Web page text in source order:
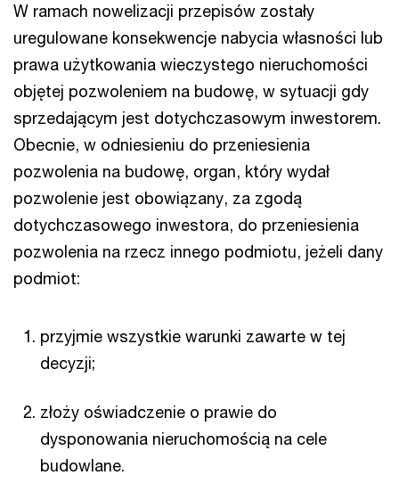
W ramach nowelizacji przepisów zostały
uregulowane konsekwencje nabycia własności lub
prawa użytkowania wieczystego nieruchomości
objętej pozwoleniem na budowę, w sytuacji gdy
sprzedającym jest dotychczasowym inwestorem.
Obecnie, w odniesieniu do przeniesienia
pozwolenia na budowę, organ, który wydał
pozwolenie jest obowiązany, za zgodą
dotychczasowego inwestora, do przeniesienia
pozwolenia na rzecz innego podmiotu, jeżeli dany
podmiot:
przyjmie wszystkie warunki zawarte w tej
decyzji;
złoży oświadczenie o prawie do
dysponowania nieruchomością na cele
budowlane.